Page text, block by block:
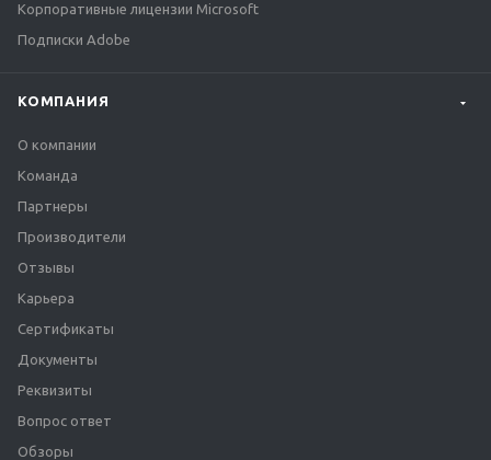
Корпоративные лицензии Microsoft
Подписки Adobe
КОМПАНИЯ
О компании
Команда
Партнеры
Производители
Отзывы
Карьера
Сертификаты
Документы
Реквизиты
Вопрос ответ
Обзоры